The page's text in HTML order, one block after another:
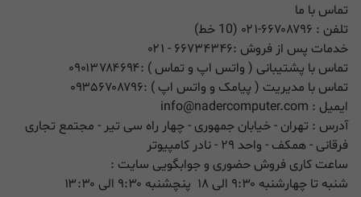
تماس با ما
تلفن : ۰۲۱-۶۶۷۰۸۷۹۶ (10 خط)
خدمات پس از فروش :۶۶۷۳۴۳۴۶ - ۰۲۱
تماس با پشتیبانی ( واتس اپ و تماس ) :۰۹۰۱۳۷۸۴۶۹۴
تماس با مدیریت ( پیامک و واتس اپ ) :۰۹۳۵۶۷۰۸۷۹۶
ایمیل : info@nadercomputer.com
آدرس : تهران - خیابان جمهوری - چهار راه سی تیر - مجتمع تجاری
فرقانی - همکف - واحد ۲۹ - نادر کامپیوتر
ساعت کاری فروش حضوری و جوابگویی سایت :
شنبه تا چهارشنبه ۹:۳۰ الی ۱۸ پنچشنبه ۹:۳۰ الی ۱۳:۳۰